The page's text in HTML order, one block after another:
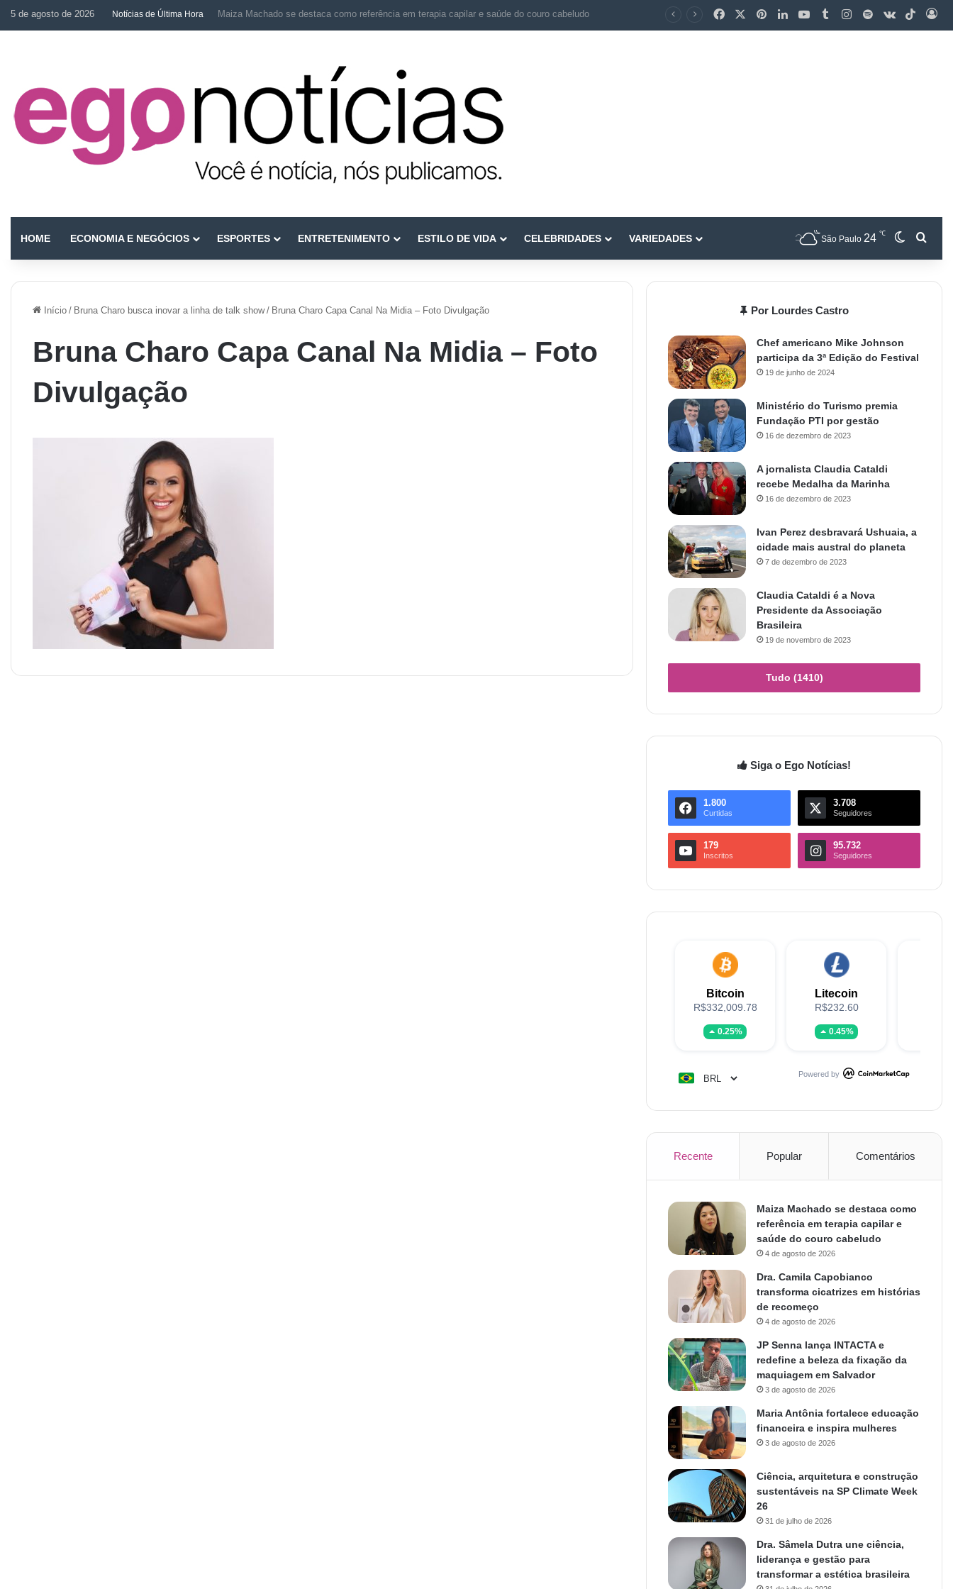
5 de agosto de 2026 Notícias de Última Hora Dra. Camila Capobianco transforma cicatrizes em histórias de recomeço
HOME ECONOMIA E NEGÓCIOS ESPORTES ENTRETENIMENTO ESTILO DE VIDA CELEBRIDADES VARIEDADES São Paulo 24 ℃
Início / Bruna Charo busca inovar a linha de talk show / Bruna Charo Capa Canal Na Midia – Foto Divulgação
Bruna Charo Capa Canal Na Midia – Foto
Divulgação
Por Lourdes Castro
Chef americano Mike Johnson
participa da 3ª Edição do Festival
19 de junho de 2024
Ministério do Turismo premia
Fundação PTI por gestão
16 de dezembro de 2023
A jornalista Claudia Cataldi
recebe Medalha da Marinha
16 de dezembro de 2023
Ivan Perez desbravará Ushuaia, a
cidade mais austral do planeta
7 de dezembro de 2023
Claudia Cataldi é a Nova
Presidente da Associação
Brasileira
19 de novembro de 2023
Tudo (1410)
Siga o Ego Notícias!
1.800
Curtidas
3.708
Seguidores
179
Inscritos
95.732
Seguidores
Bitcoin
R$332,009.78
0.25%
Litecoin
R$232.60
0.45%
Powered by
Recente Popular Comentários
Maiza Machado se destaca como
referência em terapia capilar e
saúde do couro cabeludo
4 de agosto de 2026
Dra. Camila Capobianco
transforma cicatrizes em histórias
de recomeço
4 de agosto de 2026
JP Senna lança INTACTA e
redefine a beleza da fixação da
maquiagem em Salvador
3 de agosto de 2026
Maria Antônia fortalece educação
financeira e inspira mulheres
3 de agosto de 2026
Ciência, arquitetura e construção
sustentáveis na SP Climate Week
26
31 de julho de 2026
Dra. Sâmela Dutra une ciência,
liderança e gestão para
transformar a estética brasileira